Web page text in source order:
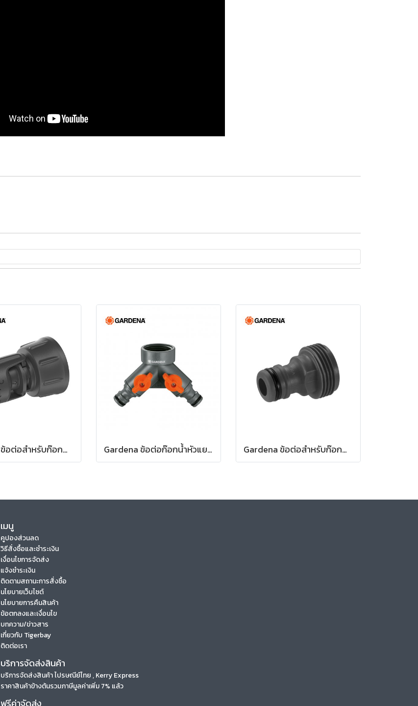
Gardena ข้อต่อสำหรับก๊อกน้ำขนาด 13 มม. (1/2") – เกลียว 3/4" (13222-20) Gardena ข้อต่อก๊อกน้ำหัวแยกสองทาง 26.5 มม. (3/4") (00938-20) Gardena ข้อต่อสำหรับก๊อกน้ำ ขนาด 3/4" (26.5 มม.) (00921-50)
เมนู
คูปองส่วนลด
วิธีสั่งซื้อและชำระเงิน
เงื่อนไขการจัดส่ง
แจ้งชำระเงิน
ติดตามสถานะการสั่งซื้อ
นโยบายเว็บไซต์
นโยบายการคืนสินค้า
ข้อตกลงและเงื่อนไข
บทความ/ข่าวสาร
เกี่ยวกับ Tigerbay
ติดต่อเรา
บริการจัดส่งสินค้า
บริการจัดส่งสินค้า ไปรษณีย์ไทย , Kerry Express
ราคาสินค้าข้างต้นรวมภาษีมูลค่าเพิ่ม 7% แล้ว
ฟรีค่าจัดส่ง